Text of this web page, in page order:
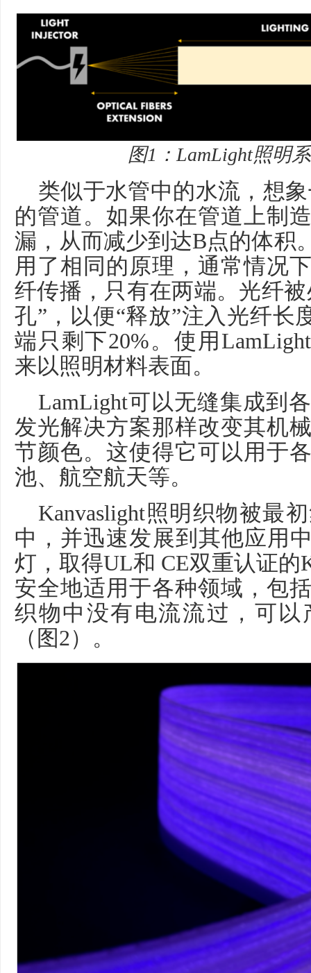
图1 ： LamLight照明
类似于水管中的水流，想
的管道。如果你在管道上制
漏，从而减少到达B点的体积
用了相同的原理，通常情况
纤传播，只有在两端。光纤
孔” ，以便“释放”注入光纤长
端只剩下20%。使用 LamLight
来以照明材料表面。
LamLight可以无缝集成到
发光解决方案那样改变其机
节颜色。这使得它可以用于
池、航空航天等。
Kanvaslight照明织物被最
中，并迅速发展到其他应用
灯，取得UL和 CE双重认证的
安全地适用于各种领域，包
织物中没有电流流过，可
（图2）。